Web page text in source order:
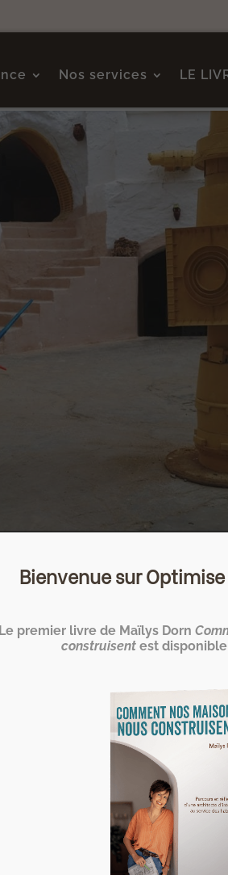
Nos services LE
la
sous terre ? C’est en tous cas
Luke Skywalker, sur la
géante, n’est pas
Bienvenue sur
Le premier livre de Maïlys Dorn
construisentest